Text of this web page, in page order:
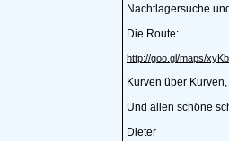
Nachtlagersuche
Die Route:
http://goo.gl/maps/
Kurven über
Und allen schöne
Dieter